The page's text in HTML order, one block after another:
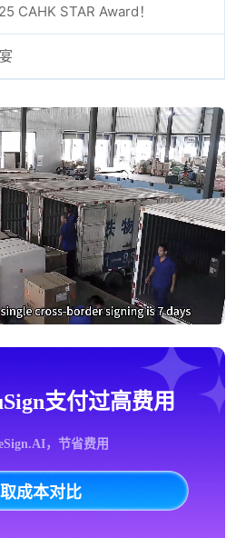
CAHK STAR Award！
支付过高费用
，节省费用
成本对比